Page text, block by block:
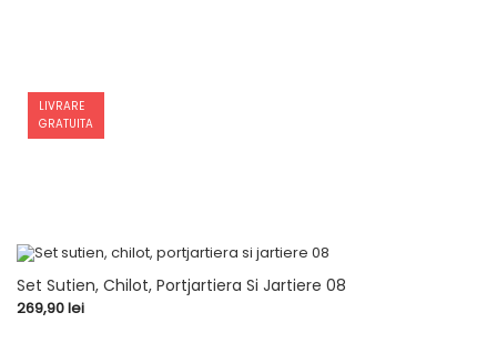
LIVRARE
GRATUITA
Set Sutien, Chilot, Portjartiera Si Jartiere 08
Pret
269,90 lei